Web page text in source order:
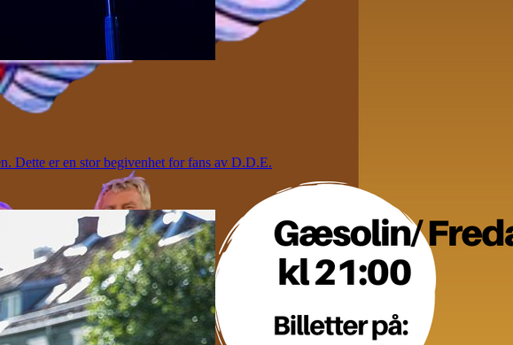
Dette er en stor begivenhet for fans av D.D.E.